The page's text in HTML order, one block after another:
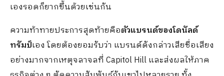
เองรอดก็ยากขึ้นด้วยเช่นกัน
ความท้าทายประการสุดท้ายคือตัวแบรนด์ของโดนัลด์
ทรัมป์เอง โดยต้องยอมรับว่า แบรนด์ดังกล่าวเสียชื่อเสียง
อย่างมากจากเหตุจลาจลที่ Capitol Hill และส่งผลให้ภาค